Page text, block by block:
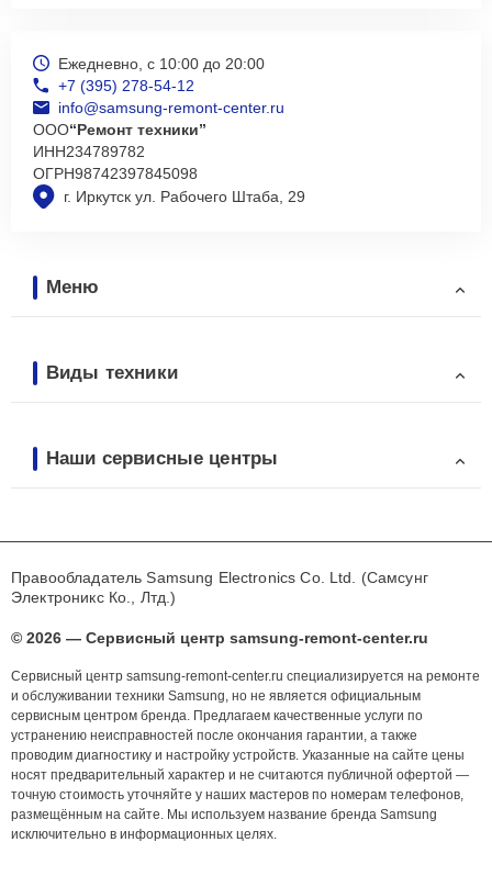
г. Иркутск ул. Рабочего Штаба, 29
Ежедневно, с 10:00 до 20:00
+7 (395) 278-54-12
info@samsung-remont-center.ru
ООО“Ремонт техники”
ИНН234789782
ОГРН98742397845098
Меню
Виды техники
Наши сервисные центры
Правообладатель Samsung Electronics Co. Ltd. (Самсунг
Электроникс Ко., Лтд.)
© 2026 — Сервисный центр samsung-remont-center.ru
Сервисный центр samsung-remont-center.ru специализируется на ремонте
и обслуживании техники Samsung, но не является официальным
сервисным центром бренда. Предлагаем качественные услуги по
устранению неисправностей после окончания гарантии, а также
проводим диагностику и настройку устройств. Указанные на сайте цены
носят предварительный характер и не считаются публичной офертой —
точную стоимость уточняйте у наших мастеров по номерам телефонов,
размещённым на сайте. Мы используем название бренда Samsung
исключительно в информационных целях.